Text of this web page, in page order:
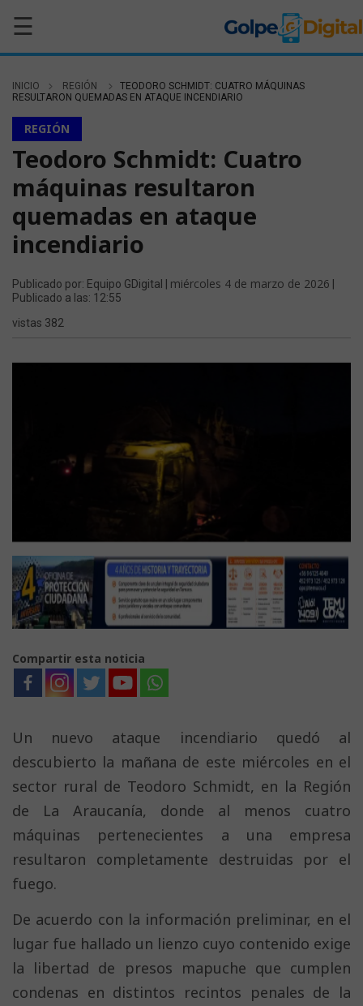
☰
INICIO REGIÓN
TEODORO SCHMIDT: CUATRO MÁQUINAS
RESULTARON QUEMADAS EN ATAQUE INCENDIARIO
REGIÓN
Teodoro Schmidt: Cuatro
máquinas resultaron
quemadas en ataque
incendiario
Publicado por: Equipo GDigital | miércoles 4 de marzo de 2026
Publicado a las: 12:55
vistas 382
Compartir esta noticia
Un nuevo ataque incendiario quedó al
descubierto la mañana de este miércoles en el
sector rural de Teodoro Schmidt, en la Región
de La Araucanía, donde al menos cuatro
máquinas pertenecientes a una empresa
resultaron completamente destruidas por el
fuego.
De acuerdo con la información preliminar, en el
lugar fue hallado un lienzo cuyo contenido exige
la libertad de presos mapuche que cumplen
condenas en distintos recintos penales de la